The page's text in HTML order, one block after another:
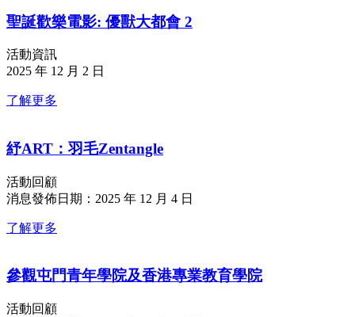
聖誕歡樂電影: 優獸大都會 2
活動資訊
2025 年 12 月 2 日
了解更多
紓ART：羽毛Zentangle
活動回顧
消息發佈日期：2025 年 12 月 4 日
了解更多
參觀屯門青年學院及香港專業教育學院
活動回顧